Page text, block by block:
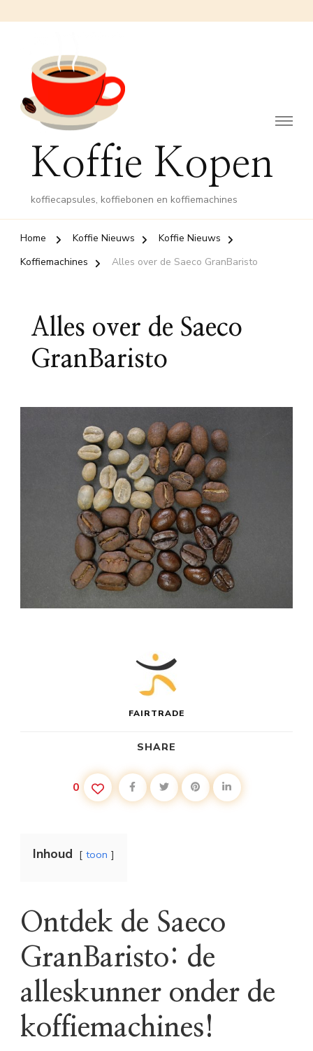
Koffie Kopen
koffiecapsules, koffiebonen en koffiemachines
Home Koffie Nieuws
Koffie Nieuws
Koffiemachines
Alles over de Saeco GranBaristo
Alles over de Saeco
GranBaristo
FAIRTRADE
SHARE
0
Inhoud toon
Ontdek de Saeco
GranBaristo: de
alleskunner onder de
koffiemachines!